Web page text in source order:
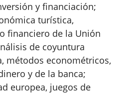
y financiación;
turística,
financiero de la Unión
de coyuntura
métodos econométricos,
y de la banca;
europea, juegos de